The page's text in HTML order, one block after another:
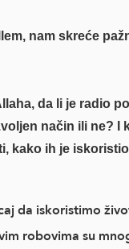
nam skreće
da li je radio
način ili ne?
kako ih je
da iskoristimo
robovima su